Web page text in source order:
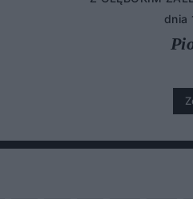
dnia